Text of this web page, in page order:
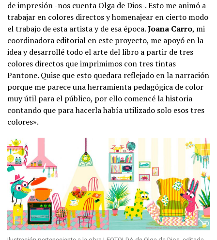
de impresión -nos cuenta Olga de Dios-. Esto me animó a
trabajar en colores directos y homenajear en cierto modo
el trabajo de esta artista y de esa época.Joana Carro, mi
coordinadora editorial en este proyecto, me apoyó en la
idea y desarrollé todo el arte del libro a partir de tres
colores directos que imprimimos con tres tintas
Pantone. Quise que esto quedara reflejado en la narración
porque me parece una herramienta pedagógica de color
muy útil para el público, por ello comencé la historia
contando que para hacerla había utilizado solo esos tres
colores».